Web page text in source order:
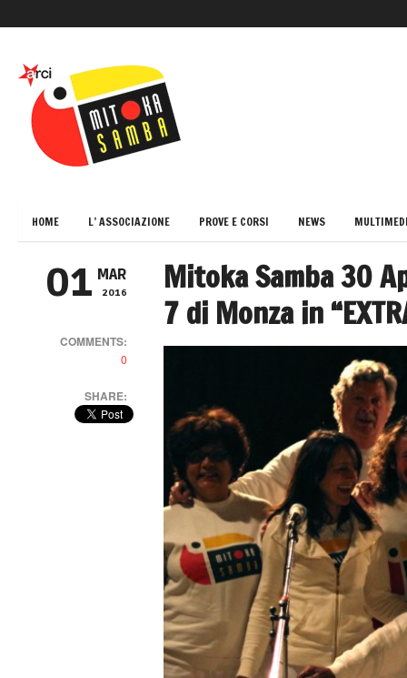
HOME L’ ASSOCIAZIONE PROVE E CORSI NEWS
01 MAR
2016
COMMENTS:
0
SHARE:
Mitoka Samba 30
7 di Monza in